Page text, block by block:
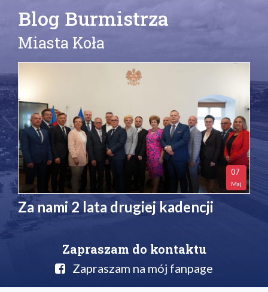
Blog Burmistrza
Miasta Koła
07
Maj
Za nami 2 lata drugiej kadencji
Zapraszam do kontaktu
Zapraszam na mój fanpage